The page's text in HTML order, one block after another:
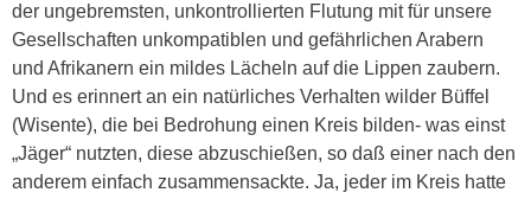
der ungebremsten, unkontrollierten Flutung mit für unsere
Gesellschaften unkompatiblen und gefährlichen Arabern
und Afrikanern ein mildes Lächeln auf die Lippen zaubern.
Und es erinnert an ein natürliches Verhalten wilder Büffel
(Wisente), die bei Bedrohung einen Kreis bilden- was einst
„Jäger“ nutzten, diese abzuschießen, so daß einer nach den
anderem einfach zusammensackte. Ja, jeder im Kreis hatte